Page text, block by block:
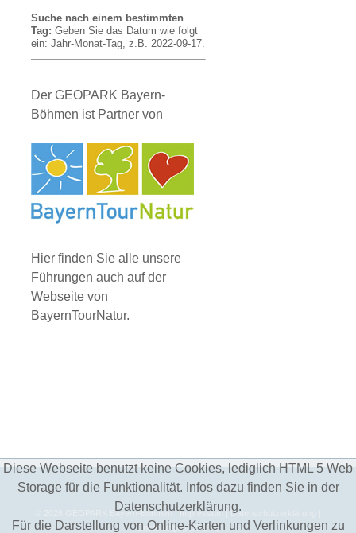
Suche nach einem bestimmten
Tag: Geben Sie das Datum wie folgt
ein: Jahr-Monat-Tag, z.B. 2022-09-17.
Der GEOPARK Bayern-
Böhmen ist Partner von
Hier finden Sie alle unsere
Führungen auch auf der
Webseite von
BayernTourNatur.
GEOPARK Bayern-Böhmen| Impressum| Datenschutzerklärung
Einstellungen DSGVO
Diese Webseite benutzt keine Cookies, lediglich HTML 5 Web
Storage für die Funktionalität. Infos dazu finden Sie in der
Datenschutzerklärung.
Für die Darstellung von Online-Karten und Verlinkungen zu